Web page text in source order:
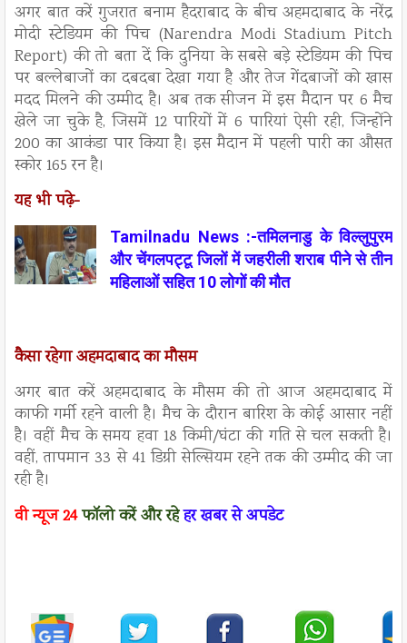
अगर बात करें गुजरात बनाम हैदराबाद के बीच अहमदाबाद के नरेंद्र
मोदी स्टेडियम की पिच (Narendra Modi Stadium Pitch
Report) की तो बता दें कि दुनिया के सबसे बड़े स्टेडियम की पिच
पर बल्लेबाजों का दबदबा देखा गया है और तेज गेंदबाजों को खास
मदद मिलने की उम्मीद है। अब तक सीजन में इस मैदान पर 6 मैच
खेले जा चुके है, जिसमें 12 पारियों में 6 पारियां ऐसी रही, जिन्होंने
200 का आकंडा पार किया है। इस मैदान में पहली पारी का औसत
स्कोर 165 रन है।
यह भी पढ़े-
Tamilnadu News :-तमिलनाडु के विल्लुपुरम
और चेंगलपट्टू जिलों में जहरीली शराब पीने से तीन
महिलाओं सहित 10 लोगों की मौत
कैसा रहेगा अहमदाबाद का मौसम
अगर बात करें अहमदाबाद के मौसम की तो आज अहमदाबाद में
काफी गर्मी रहने वाली है। मैच के दौरान बारिश के कोई आसार नहीं
है। वहीं मैच के समय हवा 18 किमी/घंटा की गति से चल सकती है।
वहीं, तापमान 33 से 41 डिग्री सेल्सियम रहने तक की उम्मीद की जा
रही है।
वी न्यूज24फॉलो करेंऔर रहेहर खबर से अपडेट